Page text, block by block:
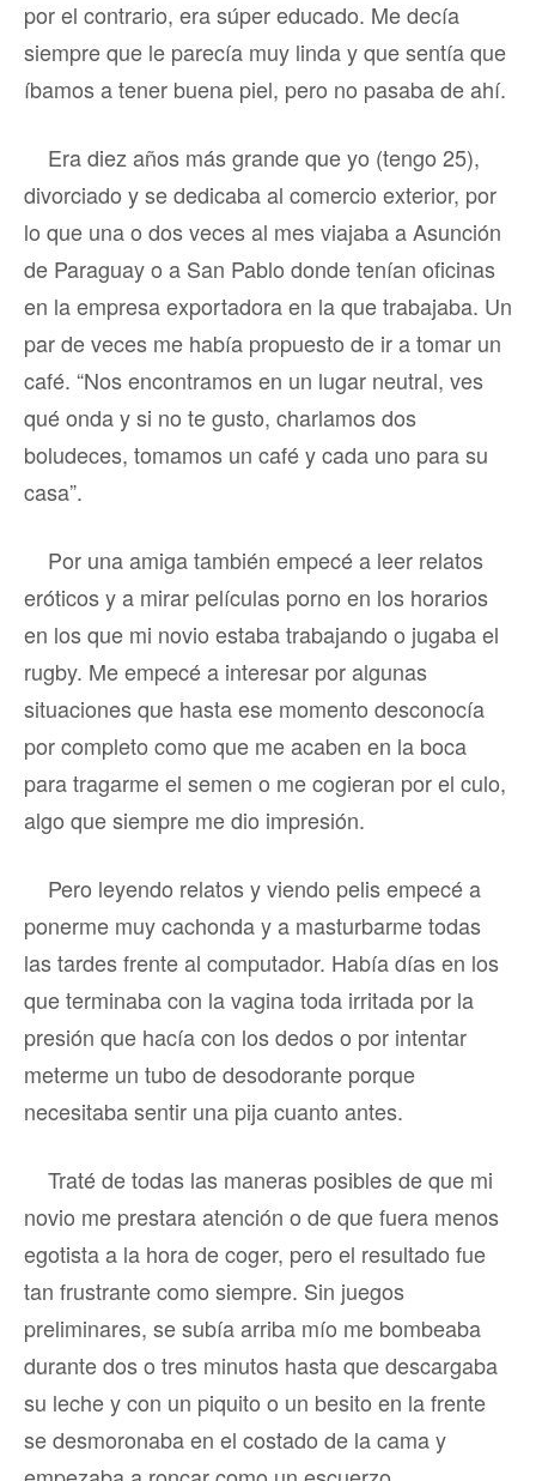
por el contrario, era súper educado. Me decía
siempre que le parecía muy linda y que sentía que
íbamos a tener buena piel, pero no pasaba de ahí.
Era diez años más grande que yo (tengo 25),
divorciado y se dedicaba al comercio exterior, por
lo que una o dos veces al mes viajaba a Asunción
de Paraguay o a San Pablo donde tenían oficinas
en la empresa exportadora en la que trabajaba. Un
par de veces me había propuesto de ir a tomar un
café. “Nos encontramos en un lugar neutral, ves
qué onda y si no te gusto, charlamos dos
boludeces, tomamos un café y cada uno para su
casa”.
Por una amiga también empecé a leer relatos
eróticos y a mirar películas porno en los horarios
en los que mi novio estaba trabajando o jugaba el
rugby. Me empecé a interesar por algunas
situaciones que hasta ese momento desconocía
por completo como que me acaben en la boca
para tragarme el semen o me cogieran por el culo,
algo que siempre me dio impresión.
Pero leyendo relatos y viendo pelis empecé a
ponerme muy cachonda y a masturbarme todas
las tardes frente al computador. Había días en los
que terminaba con la vagina toda irritada por la
presión que hacía con los dedos o por intentar
meterme un tubo de desodorante porque
necesitaba sentir una pija cuanto antes.
Traté de todas las maneras posibles de que mi
novio me prestara atención o de que fuera menos
egotista a la hora de coger, pero el resultado fue
tan frustrante como siempre. Sin juegos
preliminares, se subía arriba mío me bombeaba
durante dos o tres minutos hasta que descargaba
su leche y con un piquito o un besito en la frente
se desmoronaba en el costado de la cama y